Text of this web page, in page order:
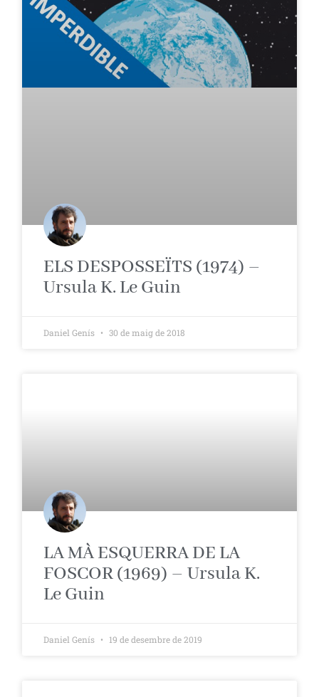
ELS DESPOSSEÏTS (1974) –
Ursula K. Le Guin
Daniel Genís 30 de maig de 2018
LA MÀ ESQUERRA DE LA
FOSCOR (1969) – Ursula K.
Le Guin
Daniel Genís 19 de desembre de 2019